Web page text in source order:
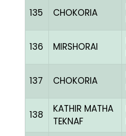
135 CHOKORIA
136 MIRSHORAI
137 CHOKORIA
138
KATHIR MATHA
TEKNAF